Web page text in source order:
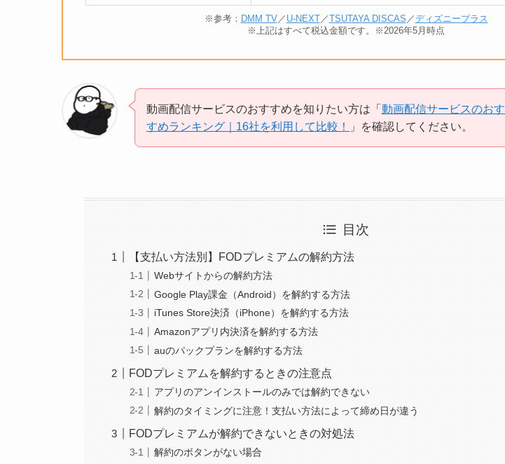
※参考： DMM TV／ U-NEXT／TSUTAYA DISCAS ／ディズニープラス
※上記はすべて税込金額です。※2026年5月時点
動画配信サービスのおすすめを知りたい方は「 動画配信サービスのおす
すめランキング｜16社を利用して比較！
」を確認してください。
目次
【支払い方法別】FODプレミアムの解約方法
Webサイトからの解約方法
Google Play課金（Android）を解約する方法
iTunes Store決済（iPhone）を解約する方法
Amazonアプリ内決済を解約する方法
auのパックプランを解約する方法
FODプレミアムを解約するときの注意点
アプリのアンインストールのみでは解約できない
解約のタイミングに注意！支払い方法によって締め日が違う
FODプレミアムが解約できないときの対処法
解約のボタンがない場合